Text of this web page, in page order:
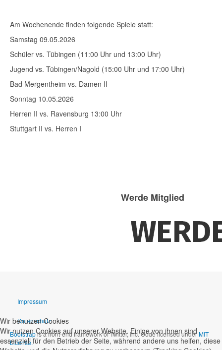
Am Wochenende finden folgende Spiele statt:
Samstag 09.05.2026
Schüler vs. Tübingen (11:00 Uhr und 13:00 Uhr)
Jugend vs. Tübingen/Nagold (15:00 Uhr und 17:00 Uhr)
Bad Mergentheim vs. Damen II
Sonntag 10.05.2026
Herren II vs. Ravensburg 13:00 Uhr
Stuttgart II vs. Herren I
Werde Mitglied
Impressum
Datenschutz
Bootstrapis a front-end framework of Twitter, Inc. Code licensed underMIT
License.
Wir benutzen Cookies
Wir nutzen Cookies auf unserer Website. Einige von ihnen sind
essenziell für den Betrieb der Seite, während andere uns helfen, diese